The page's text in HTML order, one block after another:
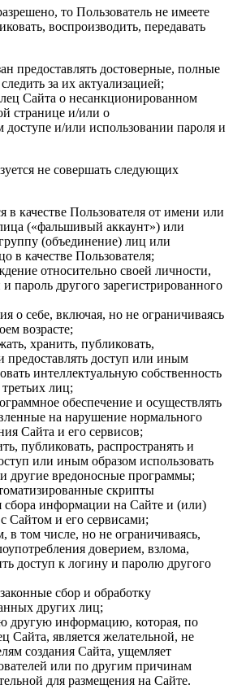
то Пользователь не имеете
воспроизводить, передавать
предоставлять достоверные, полные
за их актуализацией;
Сайта о несанкционированном
странице и/или о
и/или использовании пароля и
не совершать следующих
в качестве Пользователя от имени или
(«фальшивый аккаунт») или
(объединение) лиц или
в качестве Пользователя;
относительно своей личности,
пароль другого зарегистрированного
о себе, включая, но не ограничиваясь
возрасте;
хранить, публиковать,
предоставлять доступ или иным
интеллектуальную собственность
лиц;
обеспечение и осуществлять
на нарушение нормального
Сайта и его сервисов;
публиковать, распространять и
или иным образом использовать
другие вредоносные программы;
скрипты
сбора информации на Сайте и (или)
Сайтом и его сервисами;
том числе, но не ограничиваясь,
доверием, взлома,
доступ к логину и паролю другого
сбор и обработку
других лиц;
другую информацию, которая, по
Сайта, является желательной, не
создания Сайта, ущемляет
или по другим причинам
для размещения на Сайте.